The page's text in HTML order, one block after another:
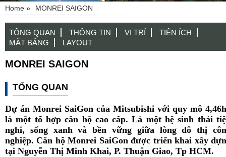
Home » MONREI SAIGON
TỔNG QUAN THÔNG TIN VỊ TRÍ
TIỆN ÍCH
MẶT BẰNG
LAYOUT
MONREI SAIGON
TỔNG QUAN
Dự án Monrei SaiGon của Mitsubishi với quy mô
là một tổ hợp căn hộ cao cấp. Là một hệ sinh thái
nghi, sống xanh và bền vững giữa lòng đô thị
nghiệp. Căn hộMonrei SaiGon được triển khai xây
tại Nguyễn Thị Minh Khai, P. Thuận Giao, Tp HCM.